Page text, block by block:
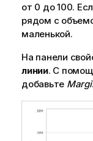
от 0 до 100.
рядом с
маленькой.
На панели
линии. С
добавьте